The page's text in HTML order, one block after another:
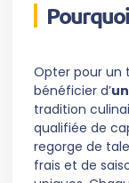
Opter pour un
bénéficier d’
tradition
qualifiée de
regorge de
frais et de